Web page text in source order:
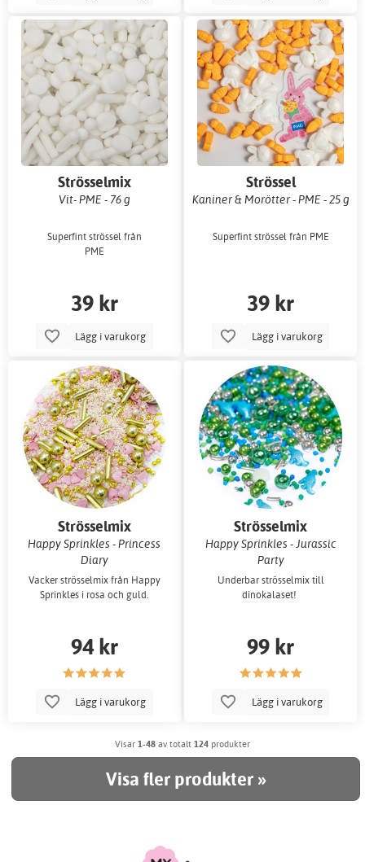
Strösselmix
Vit- PME - 76 g
Superfint strössel från
PME
39 kr
Lägg i varukorg
Strössel
Kaniner & Morötter - PME - 25 g
Superfint strössel från PME
39 kr
Lägg i varukorg
Strösselmix
Happy Sprinkles - Princess
Diary
Vacker strösselmix från Happy
Sprinkles i rosa och guld.
94 kr
Lägg i varukorg
Strösselmix
Happy Sprinkles - Jurassic
Party
Underbar strösselmix till
dinokalaset!
99 kr
Lägg i varukorg
Visar 1-48 av totalt 124 produkter
Visa fler produkter »